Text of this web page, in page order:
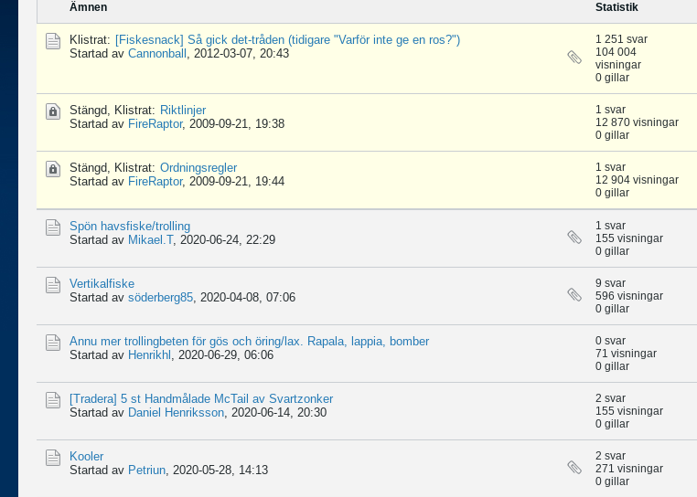
Ämnen Statistik
Klistrat: [Fiskesnack] Så gick det-tråden (tidigare "Varför inte ge en ros?")
Startad av Cannonball , 2012-03-07, 20:43
1 251 svar
104 004
visningar
0 gillar
Stängd, Klistrat: Riktlinjer
Startad av FireRaptor, 2009-09-21, 19:38
1 svar
12 870 visningar
0 gillar
Stängd, Klistrat: Ordningsregler
Startad av FireRaptor, 2009-09-21, 19:44
1 svar
12 904 visningar
0 gillar
Spön havsfiske/trolling
Startad av Mikael.T, 2020-06-24, 22:29
1 svar
155 visningar
0 gillar
Vertikalfiske
Startad av söderberg85, 2020-04-08, 07:06
9 svar
596 visningar
0 gillar
Annu mer trollingbeten för gös och öring/lax. Rapala, lappia, bomber
Startad av Henrikhl , 2020-06-29, 06:06
0 svar
71 visningar
0 gillar
[Tradera] 5 st Handmålade McTail av Svartzonker
Startad av Daniel Henriksson, 2020-06-14, 20:30
2 svar
155 visningar
0 gillar
Kooler
Startad av Petriun, 2020-05-28, 14:13
2 svar
271 visningar
0 gillar